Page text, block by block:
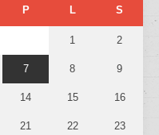
P L S
1 2
7 8 9
14 15 16
21 22 23